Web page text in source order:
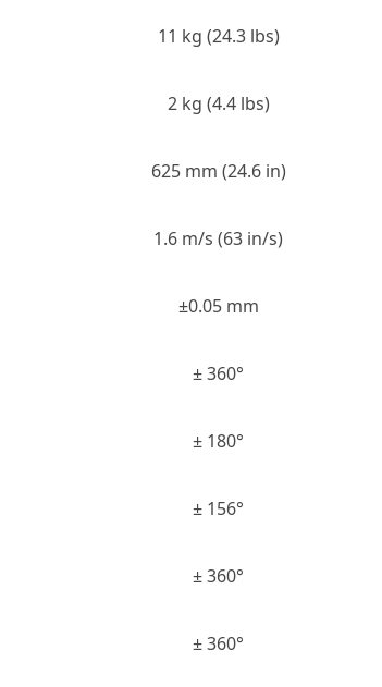
11 kg (24.3 lbs)
2 kg (4.4 lbs)
625 mm (24.6 in)
1.6 m/s (63 in/s)
±0.05 mm
± 360°
± 180°
± 156°
± 360°
± 360°